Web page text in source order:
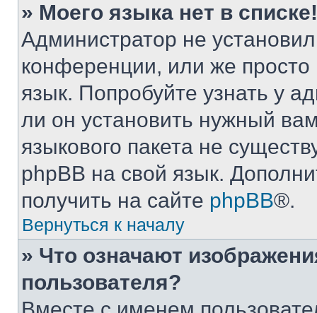
» Моего языка нет в списке!
Администратор не
конференции, или же
язык. Попробуйте узнать у
ли он установить нужный
языкового пакета не
phpBB на свой язык.
получить на сайте phpBB®.
Вернуться к началу
» Что означают
пользователя?